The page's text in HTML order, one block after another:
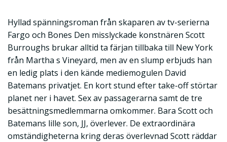
Hyllad spänningsroman från skaparen av tv-serierna
Fargo och Bones Den misslyckade konstnären Scott
Burroughs brukar alltid ta färjan tillbaka till New York
från Martha s Vineyard, men av en slump erbjuds han
en ledig plats i den kände mediemogulen David
Batemans privatjet. En kort stund efter take-off störtar
planet ner i havet. Sex av passagerarna samt de tre
besättningsmedlemmarna omkommer. Bara Scott och
Batemans lille son, JJ, överlever. De extraordinära
omständigheterna kring deras överlevnad Scott räddar